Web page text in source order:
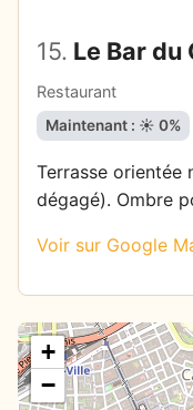
15. Le Bar du
Restaurant
Maintenant : ☀️ 0%
Terrasse orientée
dégagé). Ombre
Voir sur Google
+
−